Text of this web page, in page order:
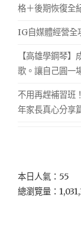
格＋後期恢復全
IG自媒體經營全
【高雄學鋼琴
歌。讓自己圓一
不用再趕補習班
年家長真心分享
本日人氣：55
總瀏覽量：